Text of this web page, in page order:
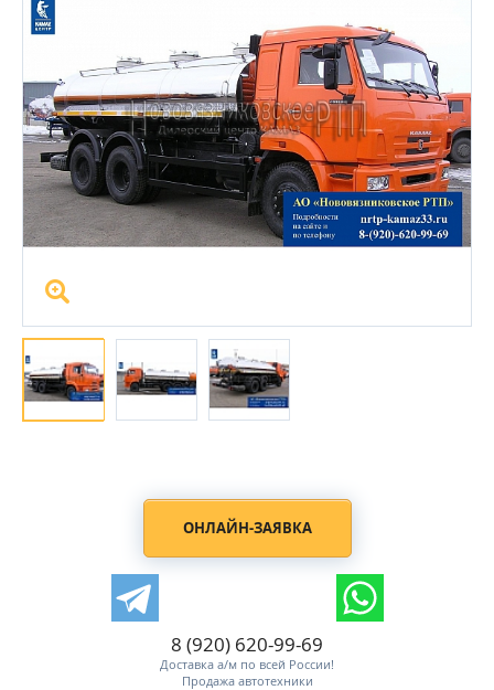
ФИНАНСОВЫЙ СЕРВИС
ФОТОГАЛЕРЕЯ
КОНТАКТНАЯ ИНФОРМАЦИЯ
ОНЛАЙН-ЗАЯВКА
8 (920) 620-99-69
Доставка а/м по всей России!
Продажа автотехники